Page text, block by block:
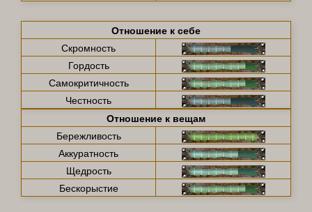
Отношение к себе
Скромность
Гордость
Самокритичность
Честность
Отношение к вещам
Бережливость
Аккуратность
Щедрость
Бескорыстие